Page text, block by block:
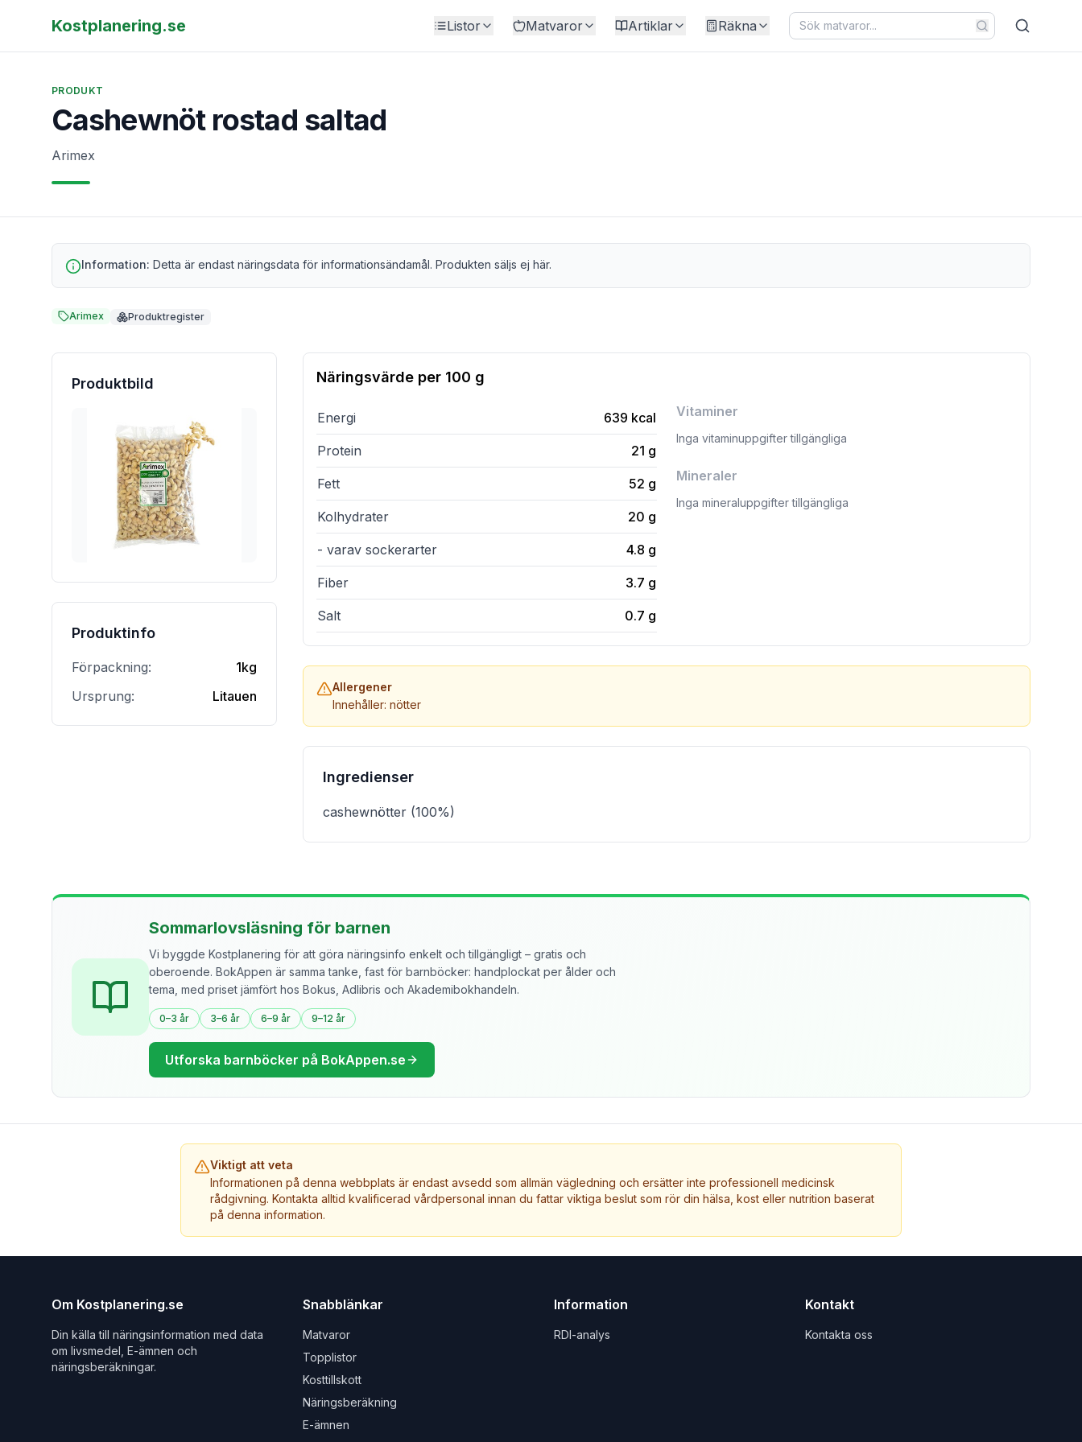
Kostplanering.se Listor Matvaror Artiklar Räkna
PRODUKT
Cashewnöt rostad saltad
Arimex
Information: Detta är endast näringsdata för informationsändamål. Produkten säljs ej här.
Arimex Produktregister
Produktbild
Produktinfo
Förpackning:
1kg
Ursprung:
Litauen
Näringsvärde per 100 g
Energi 639 kcal
Protein 21 g
Fett 52 g
Kolhydrater 20 g
- varav sockerarter 4.8 g
Fiber 3.7 g
Salt 0.7 g
Vitaminer
Inga vitaminuppgifter tillgängliga
Mineraler
Inga mineraluppgifter tillgängliga
Allergener
Innehåller: nötter
Ingredienser
cashewnötter (100%)
Sommarlovsläsning för barnen
Vi byggde Kostplanering för att göra näringsinfo enkelt och tillgängligt – gratis och
oberoende. BokAppen är samma tanke, fast för barnböcker: handplockat per ålder och
tema, med priset jämfört hos Bokus, Adlibris och Akademibokhandeln.
0–3 år 3–6 år 6–9 år 9–12 år
Utforska barnböcker på BokAppen.se
Viktigt att veta
Informationen på denna webbplats är endast avsedd som allmän vägledning och ersätter inte professionell medicinsk
rådgivning. Kontakta alltid kvalificerad vårdpersonal innan du fattar viktiga beslut som rör din hälsa, kost eller nutrition baserat
på denna information.
Om Kostplanering.se
Din källa till näringsinformation med data
om livsmedel, E-ämnen och
näringsberäkningar.
Snabblänkar
Matvaror
Topplistor
Kosttillskott
Näringsberäkning
E-ämnen
Information
RDI-analys
Kontakt
Kontakta oss